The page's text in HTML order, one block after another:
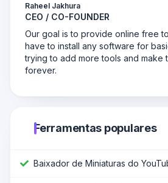
Raheel Jakhura
CEO / CO-FOUNDER
Our goal is to provide online free
have to install any software for
trying to add more tools and make
forever.
Ferramentas populares
Baixador de Miniaturas do